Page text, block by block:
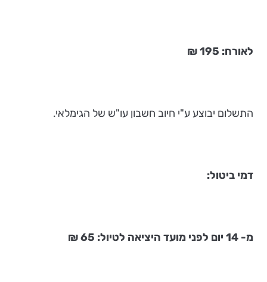
לאורח: 195 ₪
התשלום יבוצע ע"י חיוב חשבון עו"ש של הגימלאי.
דמי ביטול:
מ- 14 יום לפני מועד היציאה לטיול: 65 ₪